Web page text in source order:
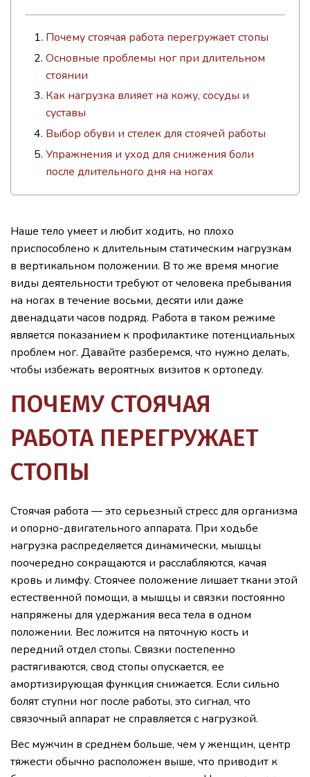
Почему стоячая работа перегружает стопы
Основные проблемы ног при длительном
стоянии
Как нагрузка влияет на кожу, сосуды и
суставы
Выбор обуви и стелек для стоячей работы
Упражнения и уход для снижения боли
после длительного дня на ногах
Наше тело умеет и любит ходить, но плохо
приспособлено к длительным статическим нагрузкам
в вертикальном положении. В то же время многие
виды деятельности требуют от человека пребывания
на ногах в течение восьми, десяти или даже
двенадцати часов подряд. Работа в таком режиме
является показанием к профилактике потенциальных
проблем ног. Давайте разберемся, что нужно делать,
чтобы избежать вероятных визитов к ортопеду.
ПОЧЕМУ СТОЯЧАЯ
РАБОТА ПЕРЕГРУЖАЕТ
СТОПЫ
Стоячая работа — это серьезный стресс для организма
и опорно-двигательного аппарата. При ходьбе
нагрузка распределяется динамически, мышцы
поочередно сокращаются и расслабляются, качая
кровь и лимфу. Стоячее положение лишает ткани этой
естественной помощи, а мышцы и связки постоянно
напряжены для удержания веса тела в одном
положении. Вес ложится на пяточную кость и
передний отдел стопы. Связки постепенно
растягиваются, свод стопы опускается, ее
амортизирующая функция снижается. Если сильно
болят ступни ног после работы, это сигнал, что
связочный аппарат не справляется с нагрузкой.
Вес мужчин в среднем больше, чем у женщин, центр
тяжести обычно расположен выше, что приводит к